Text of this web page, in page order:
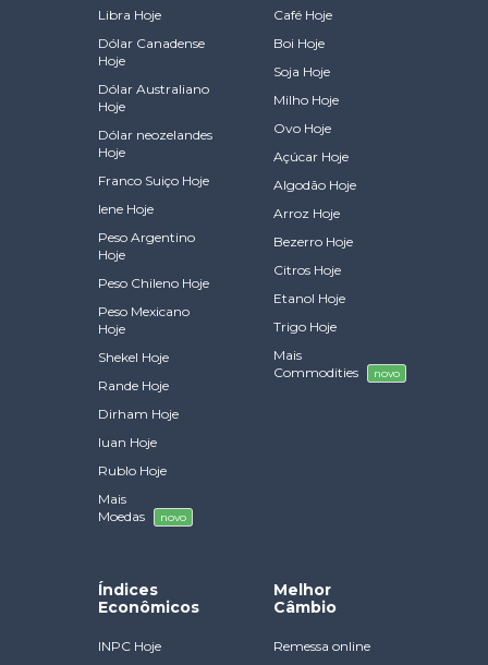
Libra Hoje
Dólar Canadense
Hoje
Dólar Australiano
Hoje
Dólar neozelandes
Hoje
Franco Suiço Hoje
Iene Hoje
Peso Argentino
Hoje
Peso Chileno Hoje
Peso Mexicano
Hoje
Shekel Hoje
Rande Hoje
Dirham Hoje
Iuan Hoje
Rublo Hoje
Mais
Moedas
novo
Café Hoje
Boi Hoje
Soja Hoje
Milho Hoje
Ovo Hoje
Açúcar Hoje
Algodão Hoje
Arroz Hoje
Bezerro Hoje
Citros Hoje
Etanol Hoje
Trigo Hoje
Mais
Commodities
novo
Índices
Econômicos
INPC Hoje
Melhor
Câmbio
Remessa online